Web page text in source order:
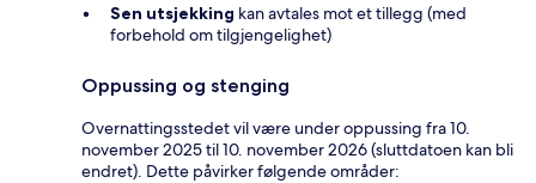
Sen utsjekking kan avtales mot et tillegg (med
forbehold om tilgjengelighet)
Oppussing og stenging
Overnattingsstedet vil være under oppussing fra 10.
november 2025 til 10. november 2026 (sluttdatoen kan bli
endret). Dette påvirker følgende områder: